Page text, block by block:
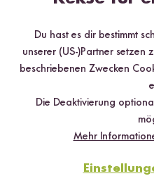
30 min Vegan
Zoodles mit Ratatouille-
Du hast es dir bestimmt
unserer (US-)Partner setzen
beschriebenen Zwecken
Die Deaktivierung
Mehr